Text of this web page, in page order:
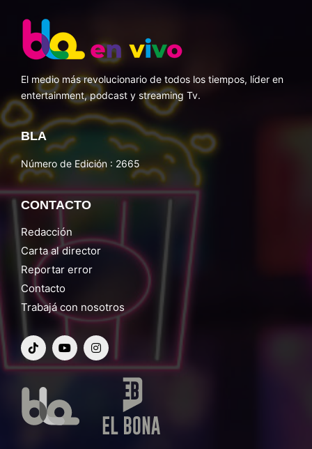
El medio más revolucionario de todos los tiempos, líder en
entertainment, podcast y streaming Tv.
BLA
Número de Edición : 2665
CONTACTO
Redacción
Carta al director
Reportar error
Contacto
Trabajá con nosotros